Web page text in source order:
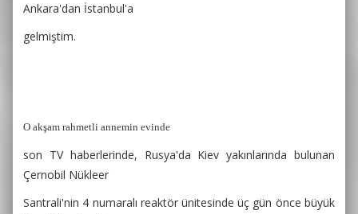
Ankara'dan İstanbul'a
gelmiştim.
O akşam rahmetli annemin evinde
son TV haberlerinde, Rusya'da Kiev yakınlarında bulunan
Çernobil Nükleer
Santrali'nin 4 numaralı reaktör ünitesinde üç gün önce büyük